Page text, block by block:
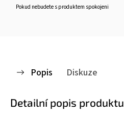
Pokud nebudete s produktem spokojeni
Popis Diskuze
Detailní popis produktu